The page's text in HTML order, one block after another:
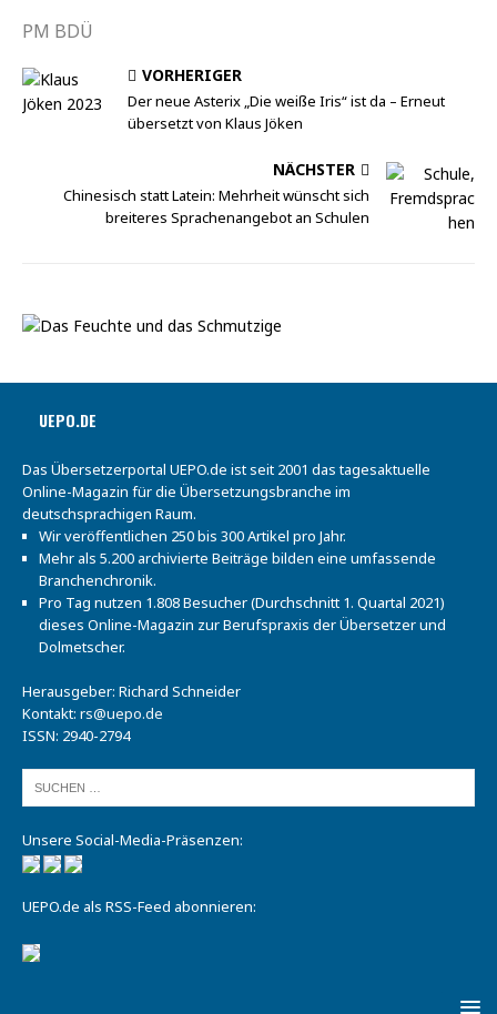
PM BDÜ
VORHERIGER
Der neue Asterix „Die weiße Iris“ ist da – Erneut
übersetzt von Klaus Jöken
NÄCHSTER
Chinesisch statt Latein: Mehrheit wünscht sich
breiteres Sprachenangebot an Schulen
UEPO.DE
Das Übersetzerportal UEPO.de ist seit 2001 das tagesaktuelle
Online-Magazin für die Übersetzungsbranche im
deutschsprachigen Raum.
Wir veröffentlichen 250 bis 300 Artikel pro Jahr.
Mehr als 5.200 archivierte Beiträge bilden eine umfassende
Branchenchronik.
Pro Tag nutzen 1.808 Besucher (Durchschnitt 1. Quartal 2021)
dieses Online-Magazin zur Berufspraxis der Übersetzer und
Dolmetscher.
Herausgeber: Richard Schneider
Kontakt: rs@uepo.de
ISSN: 2940-2794
Unsere Social-Media-Präsenzen:
UEPO.de als RSS-Feed abonnieren: